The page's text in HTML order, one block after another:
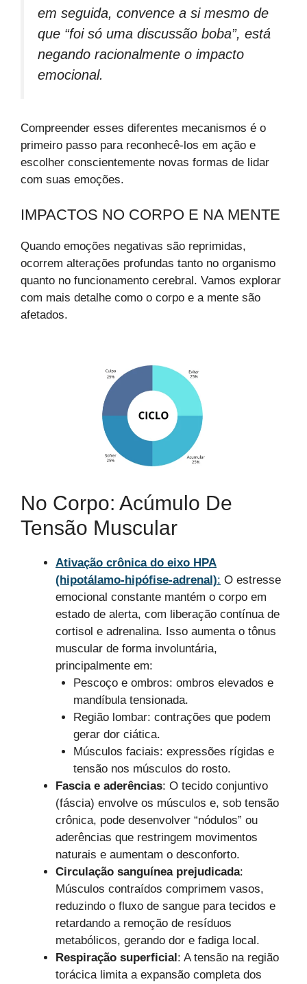
em seguida, convence a si mesmo de
que “foi só uma discussão boba”, está
negando racionalmente o impacto
emocional.
Compreender esses diferentes mecanismos é o
primeiro passo para reconhecê-los em ação e
escolher conscientemente novas formas de lidar
com suas emoções.
IMPACTOS NO CORPO E NA MENTE
Quando emoções negativas são reprimidas,
ocorrem alterações profundas tanto no organismo
quanto no funcionamento cerebral. Vamos explorar
com mais detalhe como o corpo e a mente são
afetados.
No Corpo: Acúmulo De
Tensão Muscular
Ativação crônica do eixo HPA
(hipotálamo-hipófise-adrenal): O estresse
emocional constante mantém o corpo em
estado de alerta, com liberação contínua de
cortisol e adrenalina. Isso aumenta o tônus
muscular de forma involuntária,
principalmente em:
Pescoço e ombros: ombros elevados e
mandíbula tensionada.
Região lombar: contrações que podem
gerar dor ciática.
Músculos faciais: expressões rígidas e
tensão nos músculos do rosto.
Fascia e aderências: O tecido conjuntivo
(fáscia) envolve os músculos e, sob tensão
crônica, pode desenvolver “nódulos” ou
aderências que restringem movimentos
naturais e aumentam o desconforto.
Circulação sanguínea prejudicada:
Músculos contraídos comprimem vasos,
reduzindo o fluxo de sangue para tecidos e
retardando a remoção de resíduos
metabólicos, gerando dor e fadiga local.
Respiração superficial: A tensão na região
torácica limita a expansão completa dos